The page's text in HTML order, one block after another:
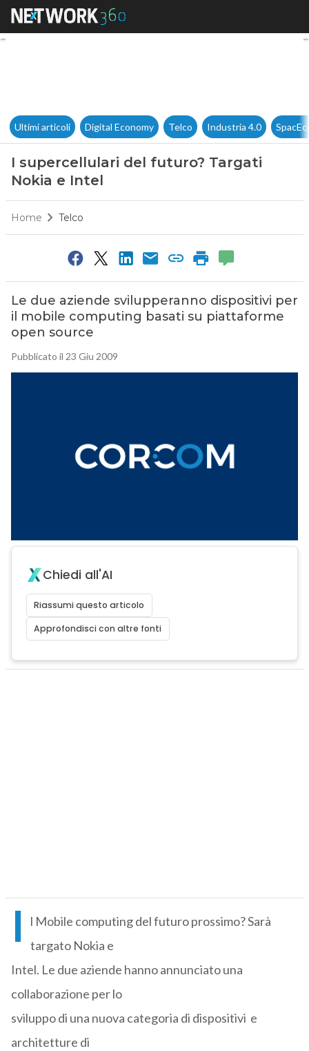
I supercellulari del futuro?
Ultimi articoli Digital Economy Telco Industria 4.0
I supercellulari del futuro? Targati
Nokia e Intel
Home Telco
Le due aziende svilupperanno dispositivi per
il mobile computing basati su piattaforme
open source
Pubblicato il 23 Giu 2009
Chiedi all'AI
Riassumi questo articolo
Approfondisci con altre fonti
I
l Mobile computing del futuro prossimo? Sarà
targato Nokia e
Intel. Le due aziende hanno annunciato una
collaborazione per lo
sviluppo di una nuova categoria di dispositivi e
architetture di